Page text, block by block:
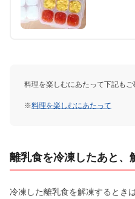
料理を楽しむにあたって下記もご
※料理を楽しむにあたって
離乳食を冷凍したあと、
冷凍した離乳食を解凍するとき